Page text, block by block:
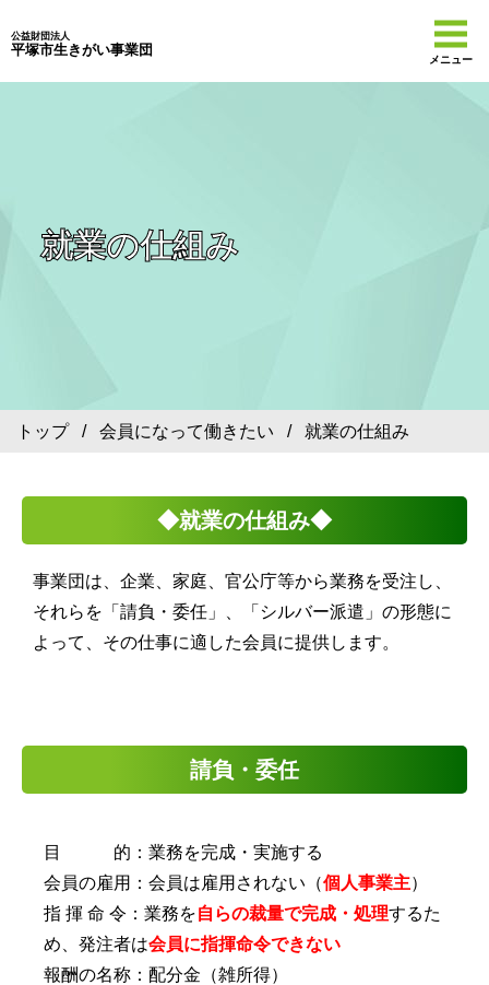
公益財団法人
平塚市生きがい事業団
メニュー
就業の仕組み
トップ/ 会員になって働きたい / 就業の仕組み
◆就業の仕組み◆
事業団は、企業、家庭、官公庁等から業務を受注し、
それらを「請負・委任」、「シルバー派遣」の形態に
よって、その仕事に適した会員に提供します。
請負・委任
目 的：業務を完成・実施する
会員の雇用：会員は雇用されない（個人事業主）
指 揮 命 令：業務を自らの裁量で完成・処理するた
め、発注者は会員に指揮命令できない
報酬の名称：配分金（雑所得）